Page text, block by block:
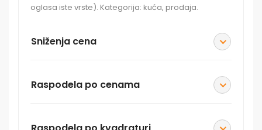
oglasa iste vrste). Kategorija: kuća, prodaja.
Sniženja cena
Raspodela po cenama